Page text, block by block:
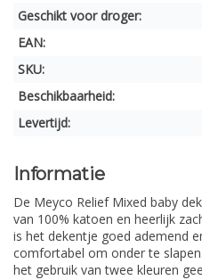
Geschikt voor droger:
EAN:
SKU:
Beschikbaarheid:
Levertijd:
Informatie
De Meyco Relief Mixed baby
van 100% katoen en heerlijk
is het dekentje goed ademend
comfortabel om onder te
het gebruik van twee kleuren